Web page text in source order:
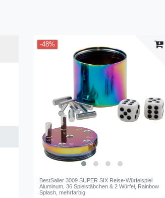
-48%
BestSaller 3009 SUPER SIX Reise-Würfelspiel
Aluminum, 36 Spielstäbchen & 2 Würfel, Rainbow
Splash, mehrfarbig